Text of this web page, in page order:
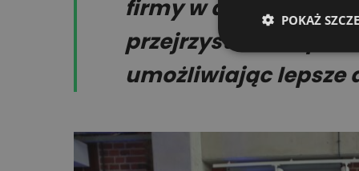
firmy w
przejrzystość,
umożliwiając lepsze
POKAŻ